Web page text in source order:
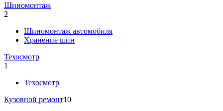
Шиномонтаж
2
Шиномонтаж автомобиля
Хранение шин
Техосмотр
1
Техосмотр
Кузовной ремонт10